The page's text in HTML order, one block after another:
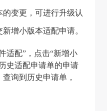
变更，可进行升级认
增小版本适配申请。
适配”，点击“新增小
史适配申请单的申请
询到历史申请单，